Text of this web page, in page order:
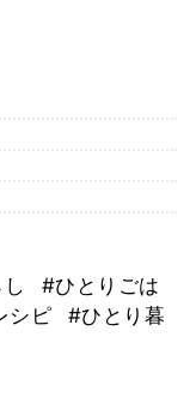
#ひとりごは
シピ
#ひとり暮